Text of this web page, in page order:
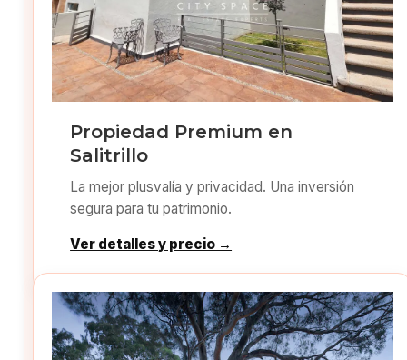
Propiedad Premium en
Salitrillo
La mejor plusvalía y privacidad. Una inversión
segura para tu patrimonio.
Ver detalles y precio →